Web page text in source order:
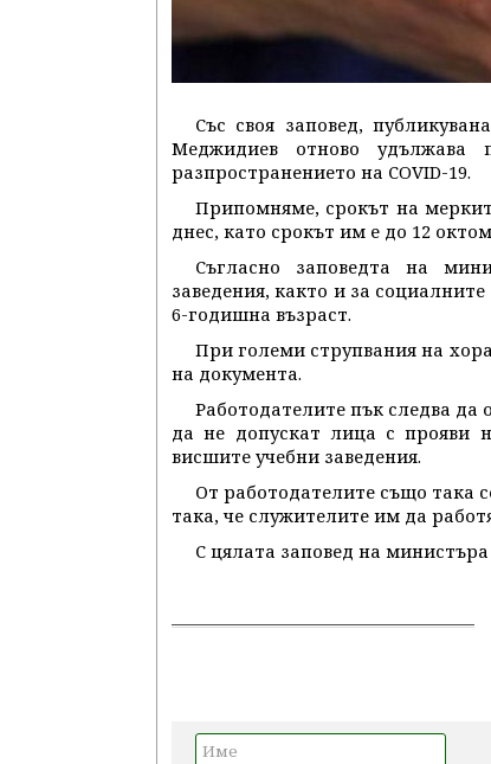
Със своя заповед,
Меджидиев отново удължава
разпространението на СOVID-19.
Припомняме, срокът на
днес, като срокът им е до 12
Съгласно заповедта на
заведения, както и за
6-годишна възраст.
При големи струпвания на
на документа.
Работодателите пък следва да
да не допускат лица с прояви
висшите учебни заведения.
От работодателите също така
така, че служителите им да
С цялата заповед на